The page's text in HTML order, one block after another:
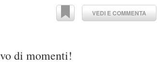
VEDI E COMMENTA
di momenti!